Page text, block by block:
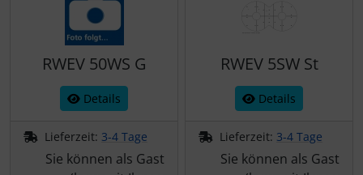
RWEV 50WS G
Details
Lieferzeit: 3-4 Tage
Sie können als Gast
RWEV 5SW St
Details
Lieferzeit: 3-4 Tage
Sie können als Gast